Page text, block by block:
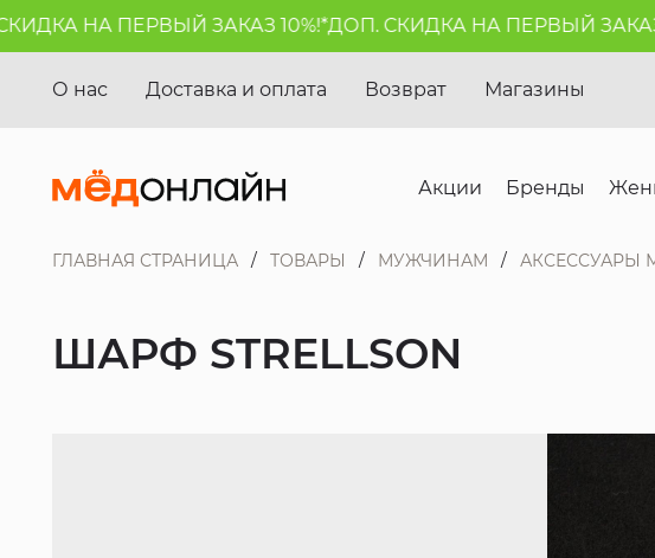
НА ПЕРВЫЙ ЗАКАЗ 10%!*ДОП. СКИДКА НА ПЕРВЫЙ ЗАКАЗ
О нас Доставка и оплата Возврат Магазины
Акции Бренды
ГЛАВНАЯ СТРАНИЦА ТОВАРЫ МУЖЧИНАМ АКСЕССУАРЫ
ШАРФ STRELLSON